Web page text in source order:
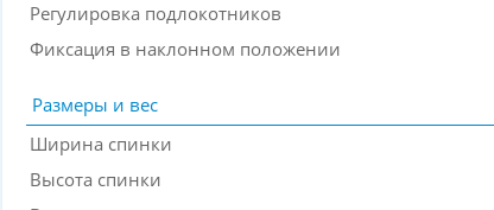
Регулировка подлокотников
Фиксация в наклонном положении
Размеры и вес
Ширина спинки
Высота спинки